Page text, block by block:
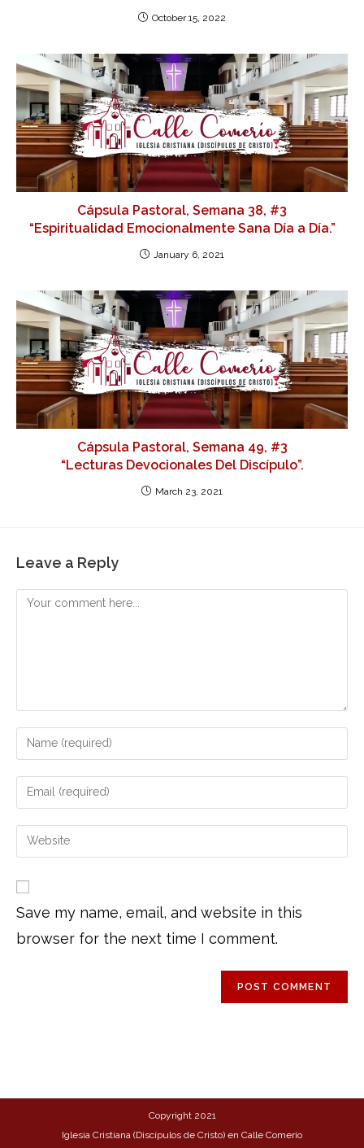
October 15, 2022
Cápsula Pastoral, Semana 38, #3
“Espiritualidad Emocionalmente Sana Día a Día.”
January 6, 2021
Cápsula Pastoral, Semana 49, #3
“Lecturas Devocionales Del Discípulo”.
March 23, 2021
Leave a Reply
Save my name, email, and website in this
browser for the next time I comment.
Copyright 2021
Iglesia Cristiana (Discípulos de Cristo) en Calle Comerío